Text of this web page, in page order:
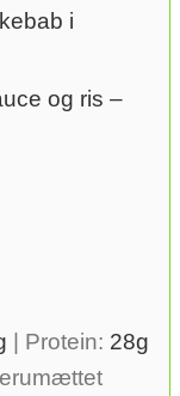
i
og ris –
Protein: 28g